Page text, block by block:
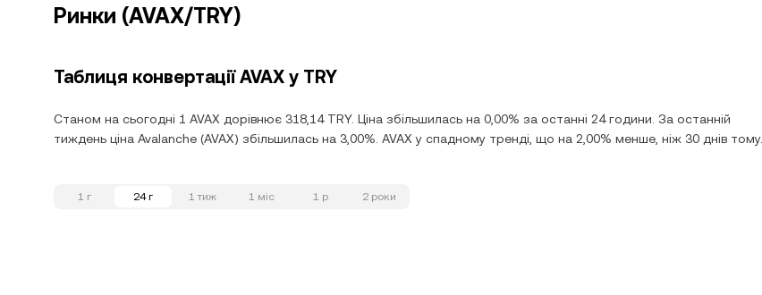
Ринки (AVAX/TRY)
Таблиця конвертації AVAX у TRY
Станом на сьогодні 1 AVAX дорівнює 318,14 TRY. Ціна збільшилась на 0,00% за останні 24 години. За останній
тиждень ціна Avalanche (AVAX) збільшилась на 3,00%. AVAX у спадному тренді, що на 2,00% менше, ніж 30 днів тому.
1 г 24 г 1 тиж 1 міс 1 р 2 роки